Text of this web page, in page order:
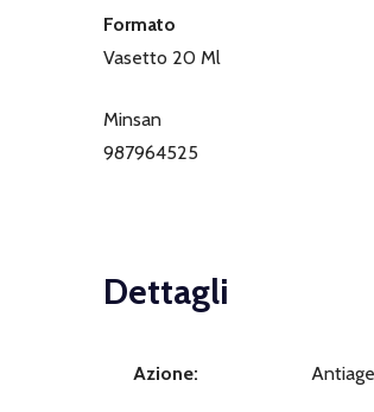
Formato
Vasetto 20 Ml
Minsan
987964525
Dettagli
Azione: Antiage